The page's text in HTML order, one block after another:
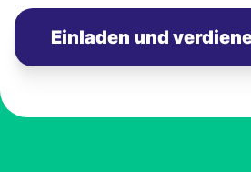
Einladen und